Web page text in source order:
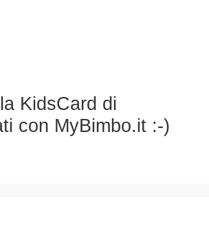
KidsCard di
con MyBimbo.it :-)